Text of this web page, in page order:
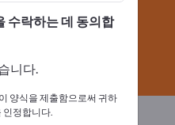
수락하는 데 동의합
니다.
양식을 제출함으로써 귀하
인정합니다.